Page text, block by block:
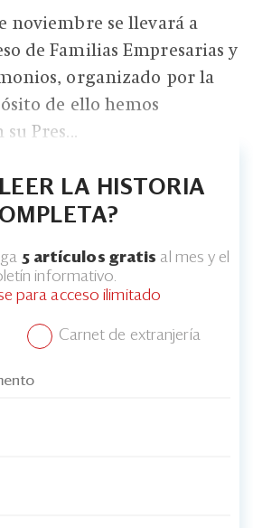
noviembre se llevará a
de Familias Empresarias y
organizado por la
de ello hemos
Pres...
LA HISTORIA
5 artículos gratis al mes y el
informativo.
para acceso ilimitado
Carnet de extranjería